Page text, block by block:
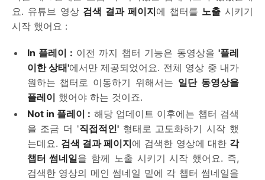
요. 유튜브 영상 검색 결과 페이지에 챕터를 노출 시키기
시작 했어요 :
In 플레이 : 이전 까지 챕터 기능은 동영상을'플레
이한 상태'에서만 제공되었어요. 전체 영상 중 내가
원하는 챕터로 이동하기 위해서는 일단 동영상을
플레이 했어야 하는 것이죠.
Not in 플레이 : 해당 업데이트 이후에는 챕터 검색
을 조금 더 '직접적인'형태로 고도화하기 시작 했
는데요. 검색 결과 페이지에 검색한 영상에 대한 각
챕터 썸네일을 함께 노출 시키기 시작 했어요. 즉,
검색한 영상의 메인 썸네일 밑에 각 챕터 썸네일을